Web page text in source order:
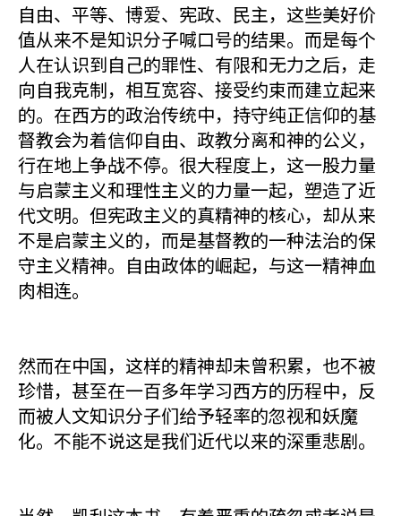
自由、平等、博爱、宪政、民主，这些美好价
值从来不是知识分子喊口号的结果。而是每个
人在认识到自己的罪性、有限和无力之后，走
向自我克制，相互宽容、接受约束而建立起来
的。在西方的政治传统中，持守纯正信仰的基
督教会为着信仰自由、政教分离和神的公义，
行在地上争战不停。很大程度上，这一股力量
与启蒙主义和理性主义的力量一起，塑造了近
代文明。但宪政主义的真精神的核心，却从来
不是启蒙主义的，而是基督教的一种法治的保
守主义精神。自由政体的崛起，与这一精神血
肉相连。
然而在中国，这样的精神却未曾积累，也不被
珍惜，甚至在一百多年学习西方的历程中，反
而被人文知识分子们给予轻率的忽视和妖魔
化。不能不说这是我们近代以来的深重悲剧。